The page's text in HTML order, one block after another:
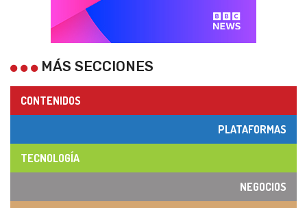
MÁS SECCIONES
CONTENIDOS
PLATAFORMAS
TECNOLOGÍA
NEGOCIOS